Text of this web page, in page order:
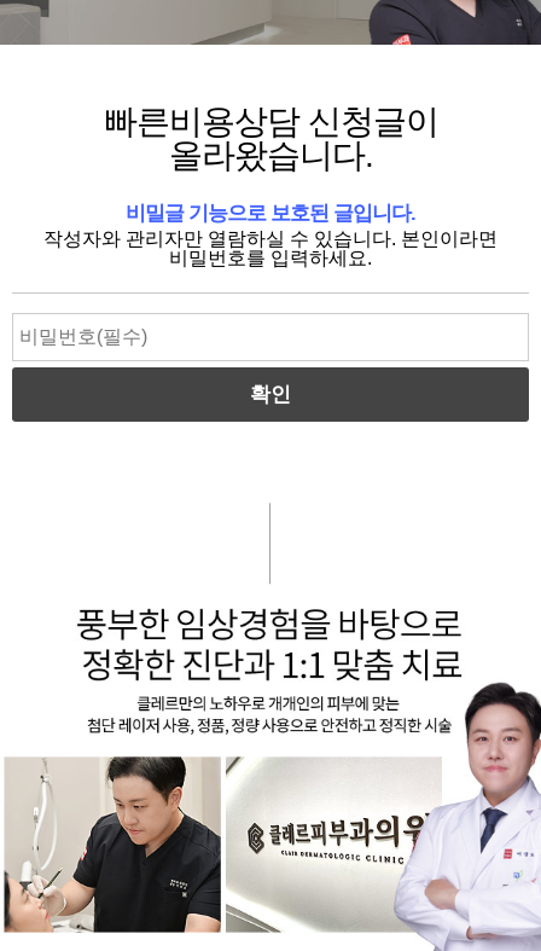
빠른비용상담 신청글이
올라왔습니다.
비밀글 기능으로 보호된 글입니다.
작성자와 관리자만 열람하실 수 있습니다. 본인이라면
비밀번호를 입력하세요.